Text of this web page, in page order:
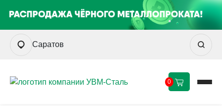
Саратов
0